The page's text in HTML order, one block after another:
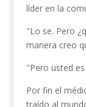
líder en la
"Lo se. Pero
manera creo
"Pero usted
Por fin el
traído al